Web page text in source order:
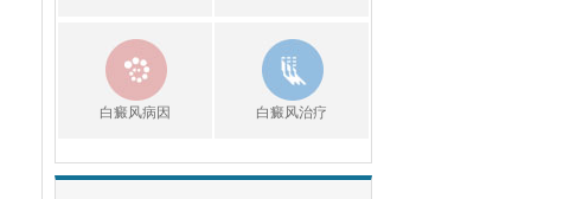
白癜风病因 白癜风治疗